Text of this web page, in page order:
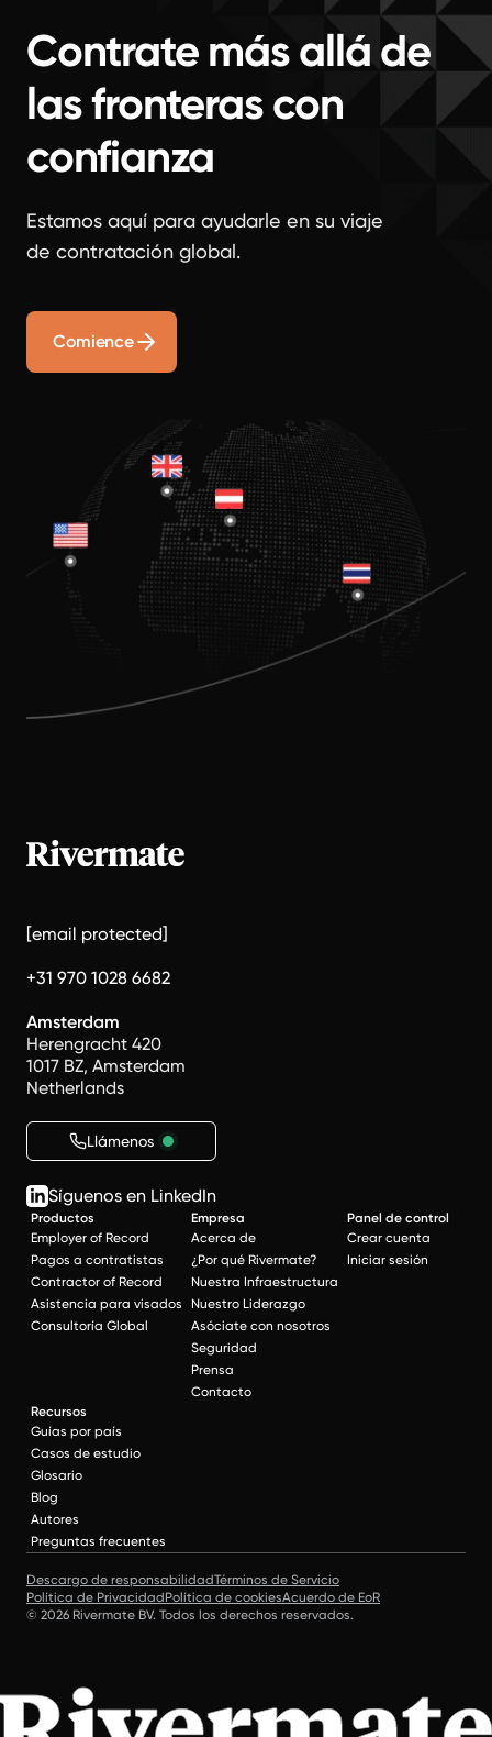
Contrate más allá de
las fronteras con
confianza
Estamos aquí para ayudarle en su viaje
de contratación global.
Comience
[email protected]
+31 970 1028 6682
Amsterdam
Herengracht 420
1017 BZ, Amsterdam
Netherlands
Llámenos
Síguenos en LinkedIn
Productos
Employer of Record
Pagos a contratistas
Contractor of Record
Asistencia para visados
Consultoría Global
Empresa
Acerca de
¿Por qué Rivermate?
Nuestra Infraestructura
Nuestro Liderazgo
Asóciate con nosotros
Seguridad
Prensa
Contacto
Panel de control
Crear cuenta
Iniciar sesión
Recursos
Guías por país
Casos de estudio
Glosario
Blog
Autores
Preguntas frecuentes
Descargo de responsabilidadTérminos de Servicio
Política de PrivacidadPolítica de cookiesAcuerdo de EoR
© 2026 Rivermate BV. Todos los derechos reservados.